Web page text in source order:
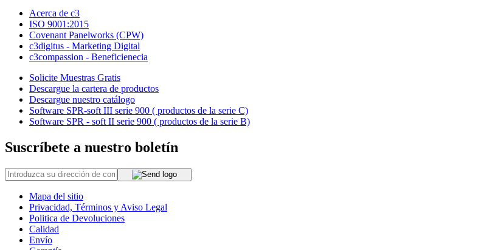
Acerca de c3
ISO 9001:2015
Covenant Panelworks (CPW)
c3digitus - Marketing Digital
c3compassion - Beneficienecia
Solicite Muestras Gratis
Descargue la cartera de productos
Descargue nuestro catálogo
Software SPR-soft III serie 900 ( productos de la serie C)
Software SPR - soft II serie 900 ( productos de la serie B)
Suscríbete a nuestro boletín
Mapa del sitio
Privacidad, Términos y Aviso Legal
Politica de Devoluciones
Calidad
Envío